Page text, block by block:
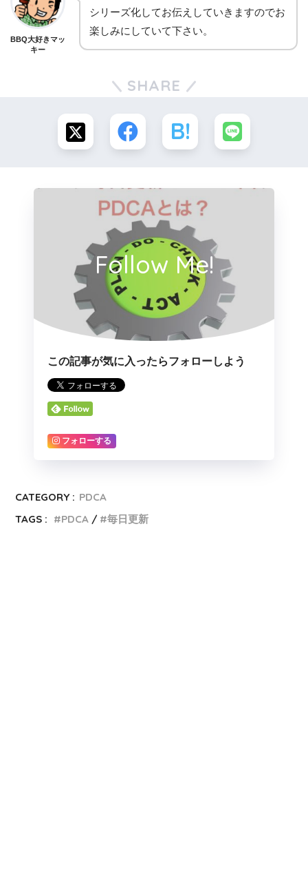
BBQ大好きマッ
キー
シリーズ化してお伝えしていきますのでお
楽しみにしていて下さい。
SHARE
Follow Me!
この記事が気に入ったらフォローしよう
フォローする
CATEGORY : PDCA
TAGS :
PDCA 毎日更新